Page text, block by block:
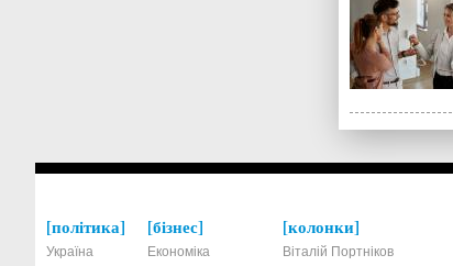
політика
Україна
бізнес
Економіка
колонки
Віталій Портніков